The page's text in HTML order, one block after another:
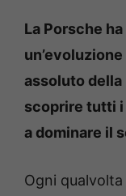
La Porsche
assoluto della
scoprire tutti i
a dominare il
Ogni qualvolta